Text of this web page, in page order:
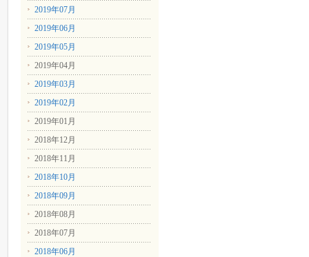
2019年07月
2019年06月
2019年05月
2019年04月
2019年03月
2019年02月
2019年01月
2018年12月
2018年11月
2018年10月
2018年09月
2018年08月
2018年07月
2018年06月